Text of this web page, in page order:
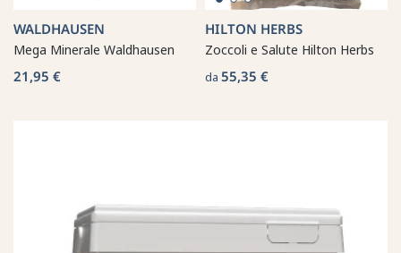
WALDHAUSEN
Mega Minerale Waldhausen
21,95 €
HILTON HERBS
Zoccoli e Salute Hilton Herbs
da 55,35 €